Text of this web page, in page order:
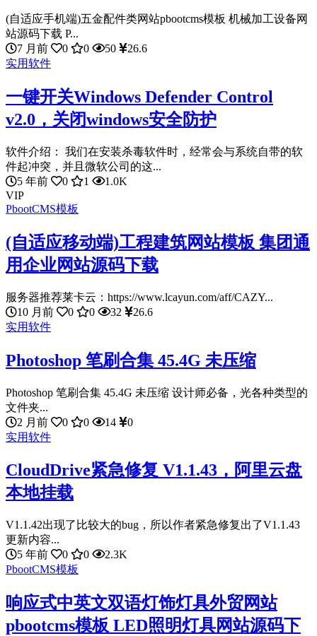
(自适应手机端)五金配件类网站pbootcms模板 机械加工设备网
站源码下载 P...
7 月前
0 0 50
26.6
实用软件
一键开关Windows Defender Control
v2.0，关闭windows安全防护
软件介绍： 我们在安装杀毒软件时，经常会与系统自带的软
件起冲突，并且微软公司的这...
5 年前
0 1
1.0K
VIP
PbootCMS模板
(自适应移动端)工程建筑网站模板 集团通
用企业网站源码下载
服务器推荐莱卡云：https://www.lcayun.com/aff/CAZY...
10 月前
0 0 32
26.6
实用软件
Photoshop 笔刷合集 45.4G 未压缩
Photoshop 笔刷合集 45.4G 未压缩 设计师必备，光各种类型的
文件夹...
2 月前
0 0 14
0
实用软件
CloudDrive紧急修复 V1.1.43，阿里云盘
本地挂载
V1.1.42出现了比较大的bug，所以作者紧急修复出了V1.1.43
更新内容...
5 年前
0 0
2.3K
PbootCMS模板
响应式中英文双语灯饰灯具外贸网站
pbootcms模板 LED照明灯具网站源码下